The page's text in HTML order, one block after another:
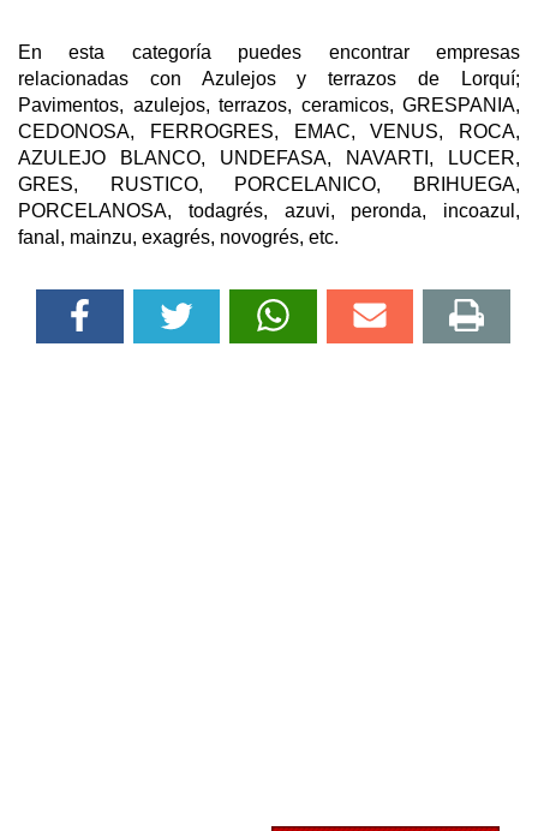
En esta categoría puedes encontrar empresas
relacionadas con Azulejos y terrazos de Lorquí;
Pavimentos, azulejos, terrazos, ceramicos, GRESPANIA,
CEDONOSA, FERROGRES, EMAC, VENUS, ROCA,
AZULEJO BLANCO, UNDEFASA, NAVARTI, LUCER,
GRES, RUSTICO, PORCELANICO, BRIHUEGA,
PORCELANOSA, todagrés, azuvi, peronda, incoazul,
fanal, mainzu, exagrés, novogrés, etc.